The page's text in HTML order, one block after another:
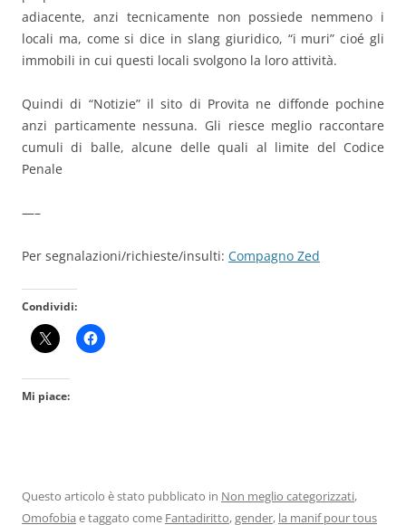
adiacente, anzi tecnicamente non possiede nemmeno i
locali ma, come si dice in slang giuridico, “i muri” cioé gli
immobili in cui questi locali svolgono la loro attività.
Quindi di “Notizie” il sito di Provita ne diffonde pochine
anzi particamente nessuna. Gli riesce meglio raccontare
cumuli di balle, alcune delle quali al limite del Codice
Penale
—–
Per segnalazioni/richieste/insulti: Compagno Zed
Condividi:
Mi piace:
Questo articolo è stato pubblicato in Non meglio categorizzati,
Omofobia e taggato come Fantadiritto,gender, la manif pour tous